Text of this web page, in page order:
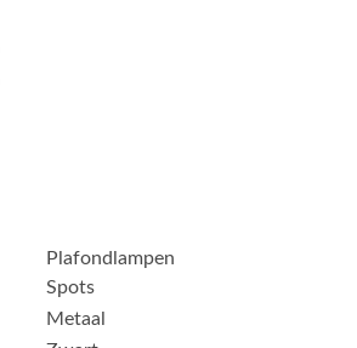
Plafondlampen
Spots
Metaal